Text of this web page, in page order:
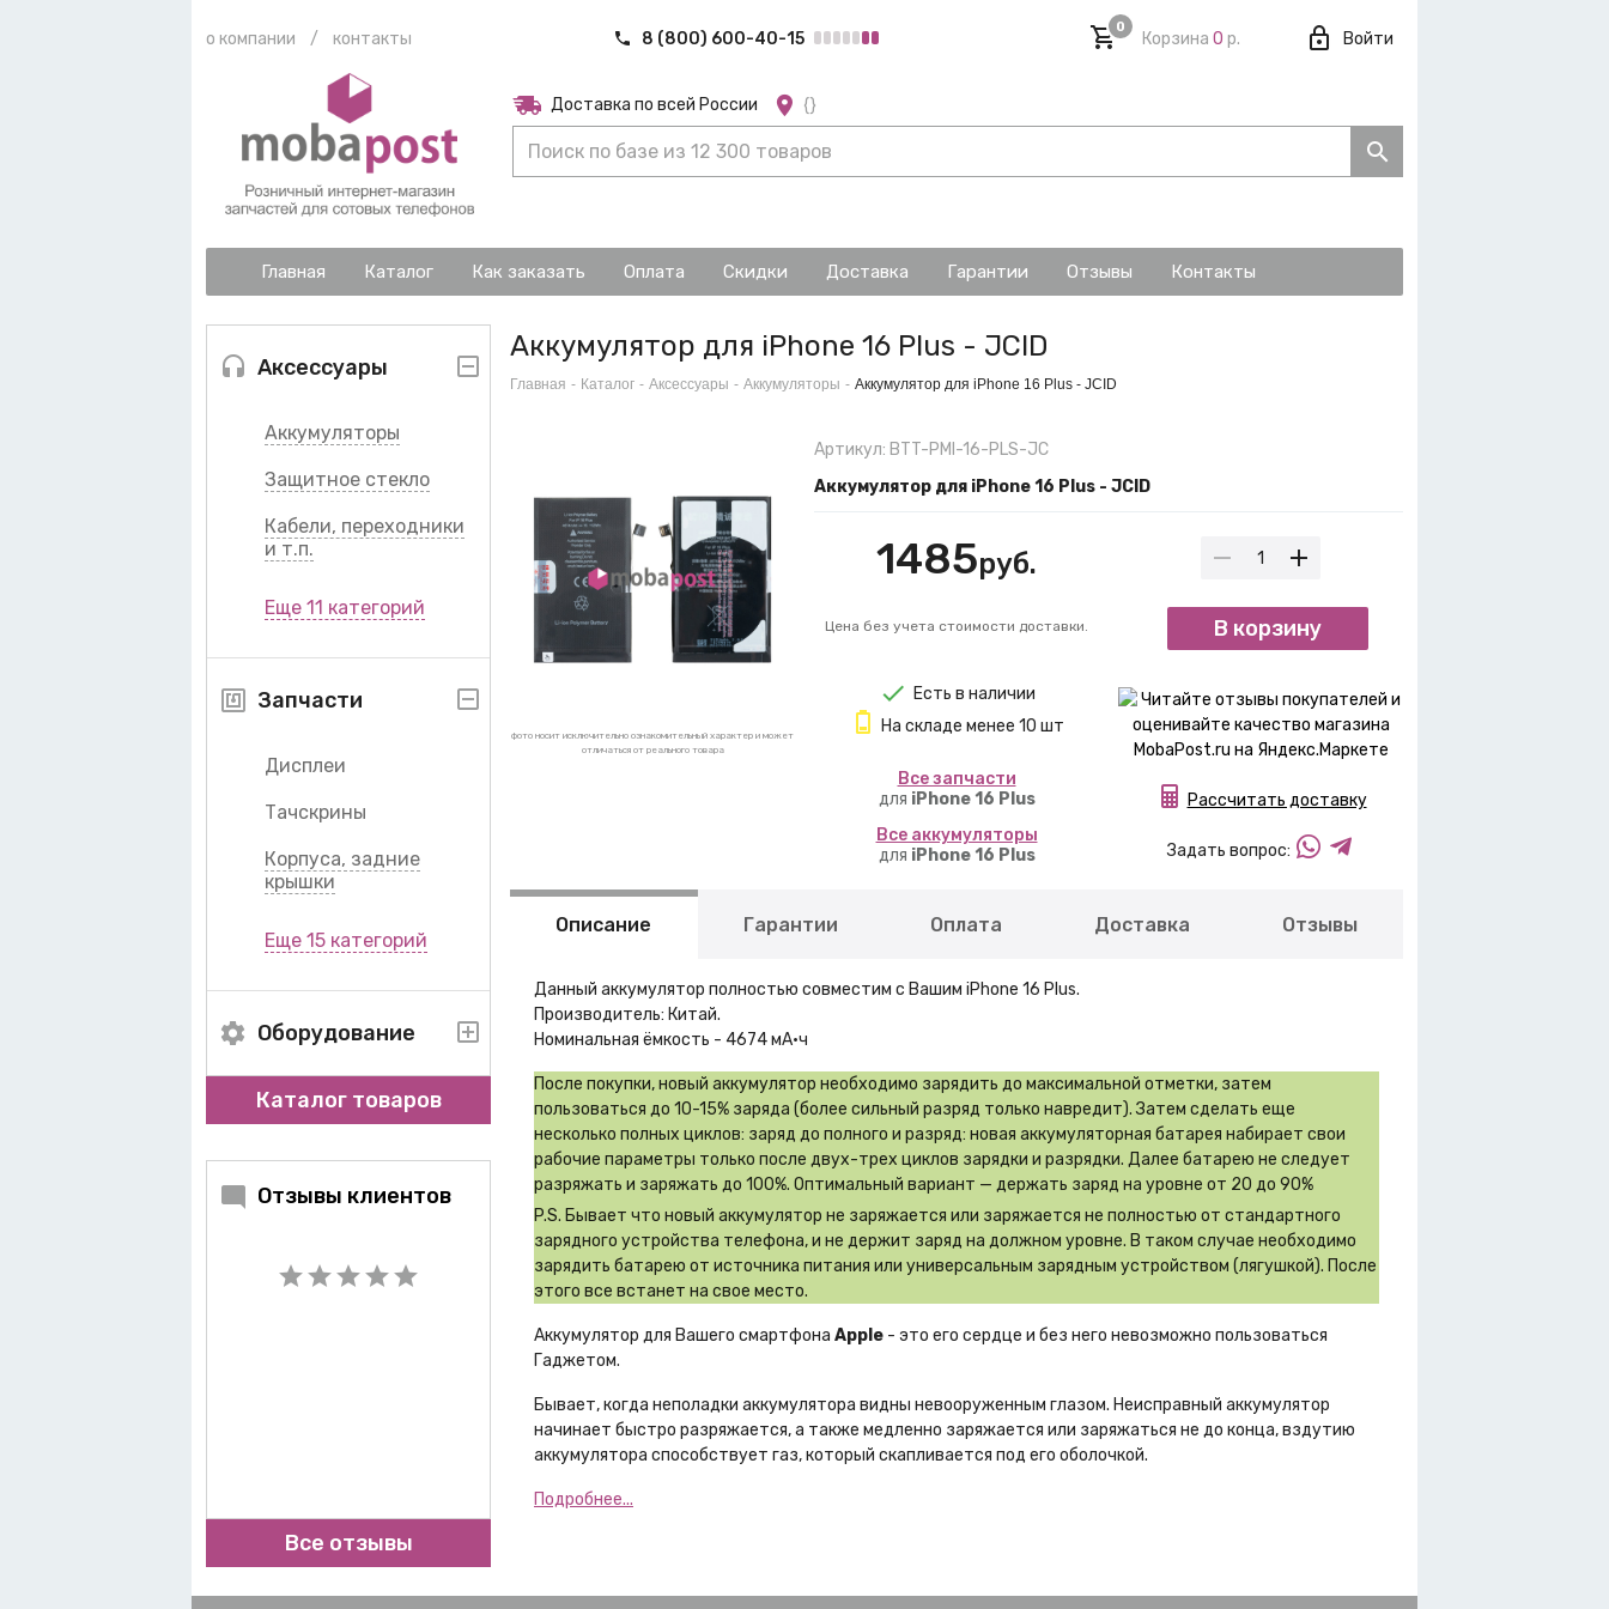
о компании / контакты 8 (800) 600-40-15
0
Корзина 0 р. Войти
Доставка по всей России {}
Главная Каталог Как заказать Оплата Скидки Доставка Гарантии Отзывы Контакты
Аксессуары
Аккумуляторы
Защитное стекло
Кабели, переходники
и т.п.
Еще 11 категорий
Запчасти
Дисплеи
Тачскрины
Корпуса, задние
крышки
Еще 15 категорий
Оборудование
Каталог товаров
Отзывы клиентов
Все отзывы
Аккумулятор для iPhone 16 Plus - JCID
Главная - Каталог - Аксессуары - Аккумуляторы - Аккумулятор для iPhone 16 Plus - JCID
фото носит исключительно ознакомительный характер и может
отличаться от реального товара
Артикул: BTT-PMI-16-PLS-JC
Аккумулятор для iPhone 16 Plus - JCID
1485руб.
Цена без учета стоимости доставки.
Есть в наличии
На складе менее 10 шт
Вcе запчасти
для iPhone 16 Plus
Вcе аккумуляторы
для iPhone 16 Plus
В корзину
Рассчитать доставку
Задать вопрос:
Описание Гарантии Оплата Доставка Отзывы
Данный аккумулятор полностью совместим с Вашим iPhone 16 Plus.
Производитель: Китай.
Номинальная ёмкость - 4674 мА·ч
После покупки, новый аккумулятор необходимо зарядить до максимальной отметки, затем
пользоваться до 10-15% заряда (более сильный разряд только навредит). Затем сделать еще
несколько полных циклов: заряд до полного и разряд: новая аккумуляторная батарея набирает свои
рабочие параметры только после двух-трех циклов зарядки и разрядки. Далее батарею не следует
разряжать и заряжать до 100%. Оптимальный вариант — держать заряд на уровне от 20 до 90%
P.S. Бывает что новый аккумулятор не заряжается или заряжается не полностью от стандартного
зарядного устройства телефона, и не держит заряд на должном уровне. В таком случае необходимо
зарядить батарею от источника питания или универсальным зарядным устройством (лягушкой). После
этого все встанет на свое место.
Аккумулятор для Вашего смартфона Apple - это его сердце и без него невозможно пользоваться
Гаджетом.
Бывает, когда неполадки аккумулятора видны невооруженным глазом. Неисправный аккумулятор
начинает быстро разряжается, а также медленно заряжается или заряжаться не до конца, вздутию
аккумулятора способствует газ, который скапливается под его оболочкой.
Подробнее...